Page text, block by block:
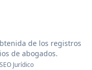
de los registros
de abogados.
SEO Jurídico